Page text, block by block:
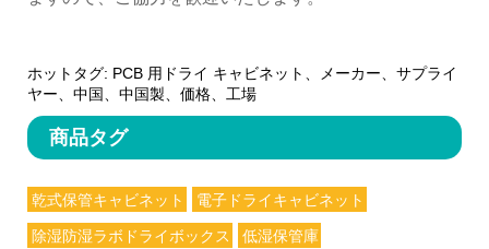
ホットタグ: PCB 用ドライ キャビネット、メーカー、サプライ
ヤー、中国、中国製、価格、工場
商品タグ
乾式保管キャビネット 電子ドライキャビネット
除湿防湿ラボドライボックス 低湿保管庫